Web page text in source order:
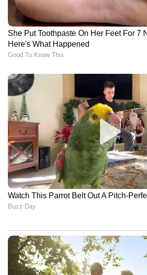
ഏഷ്യാനെറ്റ് ന്യൂസ് ലൈവ്
ക്ലിക്ക് ചെയ്യുക